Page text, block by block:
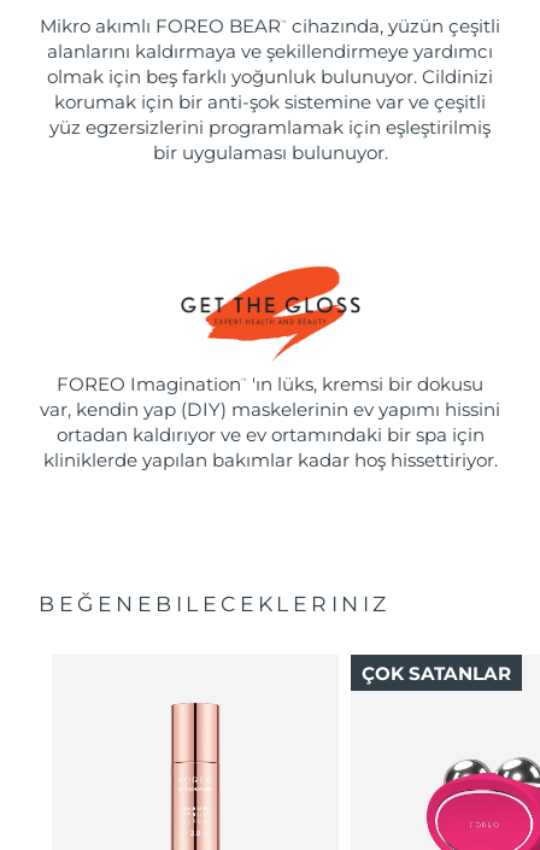
Mikro akımlı FOREO BEAR ™
cihazında, yüzün çeşitli
alanlarını kaldırmaya ve şekillendirmeye yardımcı
olmak için beş farklı yoğunluk bulunuyor. Cildinizi
korumak için bir anti-şok sistemine var ve çeşitli
yüz egzersizlerini programlamak için eşleştirilmiş
bir uygulaması bulunuyor.
FOREO Imagination ™
'ın lüks, kremsi bir dokusu
var, kendin yap (DIY) maskelerinin ev yapımı hissini
ortadan kaldırıyor ve ev ortamındaki bir spa için
kliniklerde yapılan bakımlar kadar hoş hissettiriyor.
BEĞENEBILECEKLERINIZ
ÇOK SATANLAR